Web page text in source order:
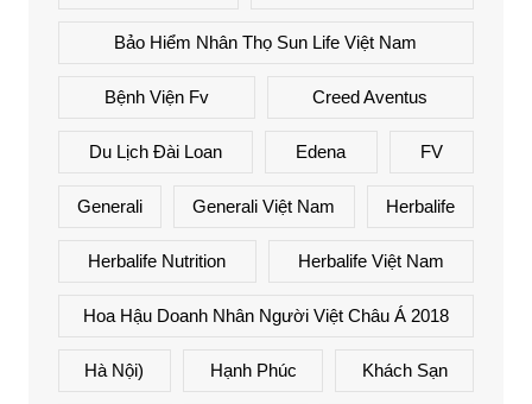
Bảo Hiểm Nhân Thọ Sun Life Việt Nam
Bệnh Viện Fv Creed Aventus
Du Lịch Đài Loan Edena FV
Generali Generali Việt Nam Herbalife
Herbalife Nutrition Herbalife Việt Nam
Hoa Hậu Doanh Nhân Người Việt Châu Á 2018
Hà Nội) Hạnh Phúc Khách Sạn